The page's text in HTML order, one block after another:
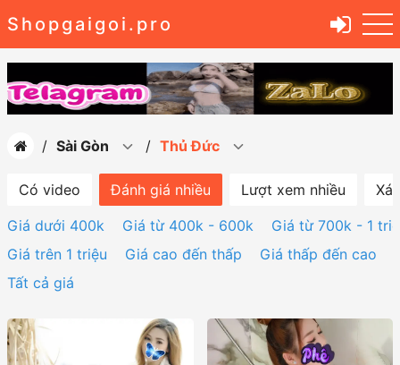
Shopgaigoi.pro
Sài Gòn Thủ Đức
Có video Đánh giá nhiều Lượt xem nhiều
Giá dưới 400k
Giá từ 400k - 600k
Giá từ 700k - 1
Giá trên 1 triệu
Giá cao đến thấp
Giá thấp đến cao
Tất cả giá